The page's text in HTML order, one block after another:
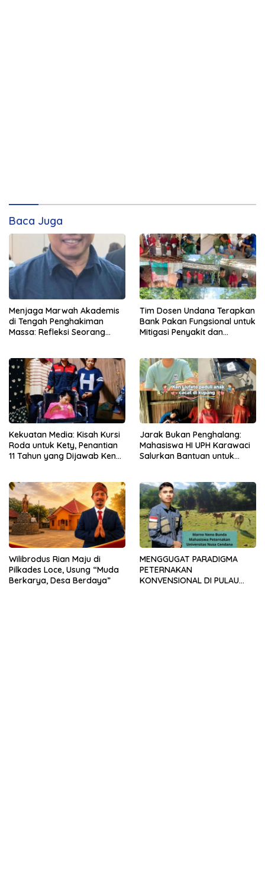
Baca Juga
Menjaga Marwah Akademis
di Tengah Penghakiman
Massa: Refleksi Seorang
Tim Dosen Undana Terapkan
Bank Pakan Fungsional untuk
Mitigasi Penyakit dan
Kekuatan Media: Kisah Kursi
Roda untuk Kety, Penantian
11 Tahun yang Dijawab Ken
Jarak Bukan Penghalang:
Mahasiswa HI UPH Karawaci
Salurkan Bantuan untuk
Wilibrodus Rian Maju di
Pilkades Loce, Usung “Muda
Berkarya, Desa Berdaya”
MENGGUGAT PARADIGMA
PETERNAKAN
KONVENSIONAL DI PULAU